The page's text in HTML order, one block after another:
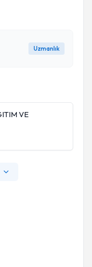
Uzmanlık
VE